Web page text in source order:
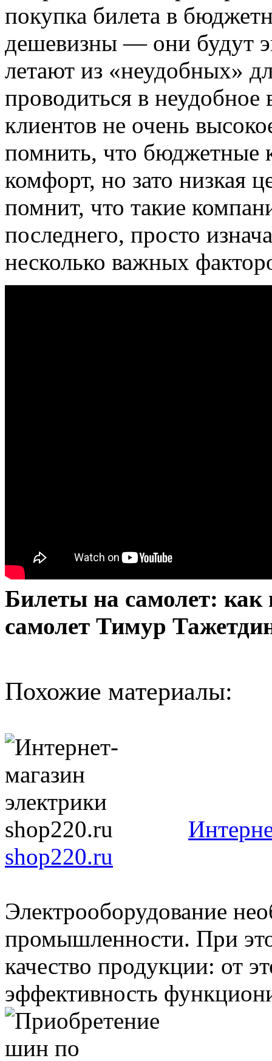
покупка билета в
дешевизны — они будут
летают из «неудобных»
проводиться в
клиентов не очень
помнить, что бюджетные
комфорт, но зато низкая
помнит, что такие
последнего, просто
несколько важных
Билеты на самолет:
самолет Тимур
Похожие материалы:
shop220.ru
Электрооборудование
промышленности. При
качество продукции: от
эффективность